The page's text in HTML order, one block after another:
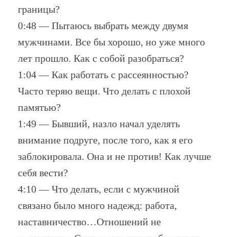
границы?
0:48 — Пытаюсь выбрать между двумя
мужчинами. Все бы хорошо, но уже много
лет прошло. Как с собой разобраться?
1:04 — Как работать с рассеянностью?
Часто теряю вещи. Что делать с плохой
памятью?
1:49 — Бывший, назло начал уделять
внимание подруге, после того, как я его
заблокировала. Она и не против! Как лучше
себя вести?
4:10 — Что делать, если с мужчиной
связано было много надежд: работа,
наставничество…Отношений не